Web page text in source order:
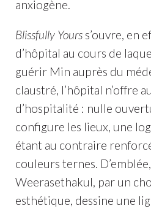
anxiogène.
Blissfully Yourss’ouvre, en
d’hôpital au cours de
guérir Min auprès du
claustré, l’hôpital n’offre
d’hospitalité : nulle
configure les lieux, une
étant au contraire
couleurs ternes.
Weerasethakul, par un
esthétique, dessine une